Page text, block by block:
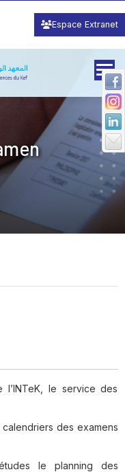
Espace Extranet
le service des
des examens
le planning des